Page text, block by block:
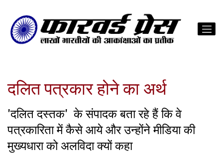
दलित पत्रकार होने का अर्थ
'दलित दस्तक' के संपादक बता रहे हैं कि वे
पत्रकारिता में कैसे आये और उन्होंने मीडिया की
मुख्यधारा को अलविदा क्यों कहा